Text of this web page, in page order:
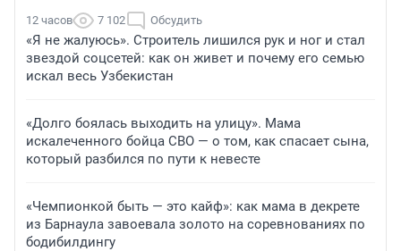
12 часов 7 102 Обсудить
«Я не жалуюсь». Строитель лишился рук и ног и стал
звездой соцсетей: как он живет и почему его семью
искал весь Узбекистан
«Долго боялась выходить на улицу». Мама
искалеченного бойца СВО — о том, как спасает сына,
который разбился по пути к невесте
«Чемпионкой быть — это кайф»: как мама в декрете
из Барнаула завоевала золото на соревнованиях по
бодибилдингу